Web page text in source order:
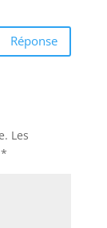
Réponse
Les
*